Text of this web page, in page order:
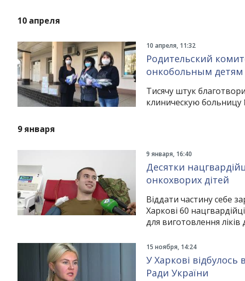
10 апреля
10 апреля, 11:32
Родительский
онкобольным детям
Тисячу штук
клиническую больницу
9 января
9 января, 16:40
Десятки
онкохворих дітей
Віддати частину себе
Харкові 60
для виготовлення ліків
15 ноября, 14:24
У Харкові відбулось
Ради України
InstagramFacebook
Twitter Youtube